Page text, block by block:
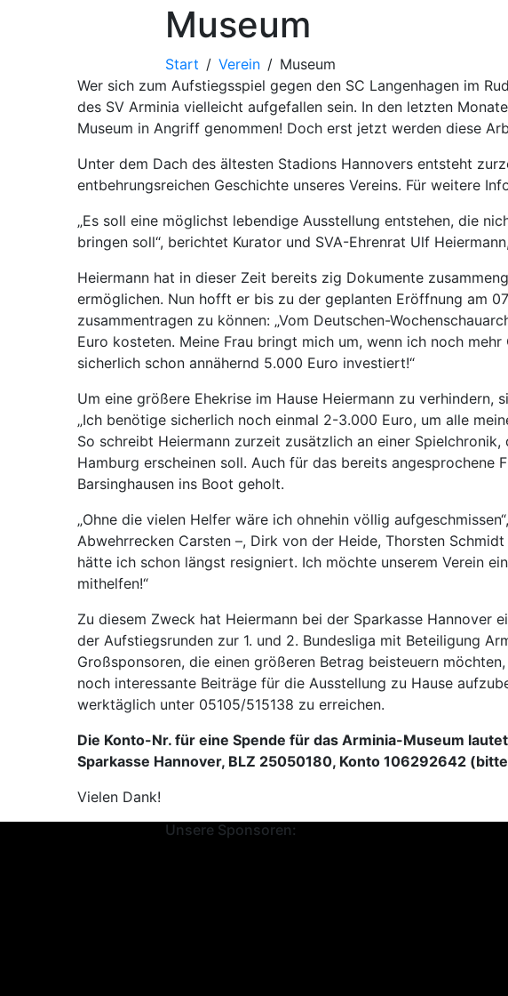
Museum
Start Verein
Museum
Wer sich zum Aufstiegsspiel gegen den SC Langenhagen im
des SV Arminia vielleicht aufgefallen sein. In den letzten
Museum in Angriff genommen! Doch erst jetzt werden diese
Unter dem Dach des ältesten Stadions Hannovers entsteht
entbehrungsreichen Geschichte unseres Vereins. Für weitere
„Es soll eine möglichst lebendige Ausstellung entstehen, die
bringen soll“, berichtet Kurator und SVA-Ehrenrat Ulf
Heiermann hat in dieser Zeit bereits zig Dokumente
ermöglichen. Nun hofft er bis zu der geplanten Eröffnung am
zusammentragen zu können: „Vom Deutschen-
Euro kosteten. Meine Frau bringt mich um, wenn ich noch
sicherlich schon annähernd 5.000 Euro investiert!“
Um eine größere Ehekrise im Hause Heiermann zu
„Ich benötige sicherlich noch einmal 2-3.000 Euro, um alle
So schreibt Heiermann zurzeit zusätzlich an einer
Hamburg erscheinen soll. Auch für das bereits
Barsinghausen ins Boot geholt.
„Ohne die vielen Helfer wäre ich ohnehin völlig
Abwehrrecken Carsten –, Dirk von der Heide, Thorsten
hätte ich schon längst resigniert. Ich möchte unserem Verein
mithelfen!“
Zu diesem Zweck hat Heiermann bei der Sparkasse Hannover
der Aufstiegsrunden zur 1. und 2. Bundesliga mit Beteiligung
Großsponsoren, die einen größeren Betrag beisteuern
noch interessante Beiträge für die Ausstellung zu Hause
werktäglich unter 05105/515138 zu erreichen.
Die Konto-Nr. für eine Spende für das Arminia-Museum
Sparkasse Hannover, BLZ 25050180, Konto 106292642
Vielen Dank!
Unsere Sponsoren: